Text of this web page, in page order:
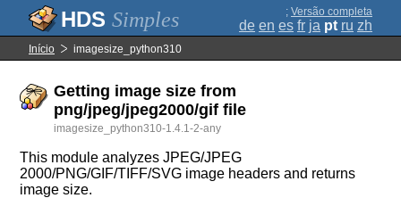
Simples ; Versão completa
de en es fr ja pt ru zh
Início imagesize_python310
Getting image size from
png/jpeg/jpeg2000/gif file
imagesize_python310-1.4.1-2-any
This module analyzes JPEG/JPEG
2000/PNG/GIF/TIFF/SVG image headers and returns
image size.